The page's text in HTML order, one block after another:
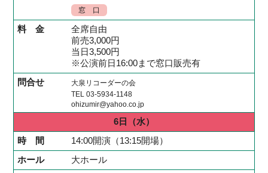
窓 口
全席自由
前売3,000円
当日3,500円
※公演前日16:00まで窓口販売有
大泉リコーダーの会
TEL 03-5934-1148
ohizumir@yahoo.co.jp
6日
（水）
14:00開演（13:15開場）
大ホール